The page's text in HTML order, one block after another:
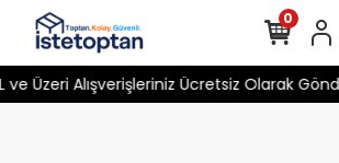
Üzeri Alışverişleriniz Ücretsiz Olarak
0